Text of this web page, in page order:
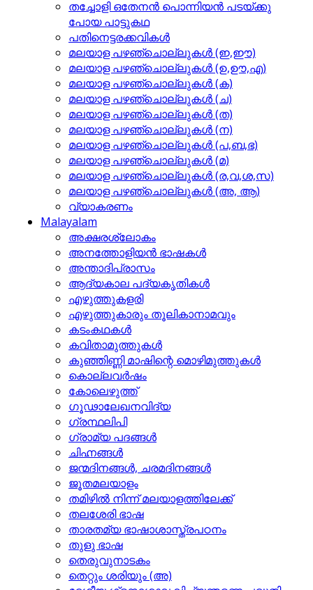
തച്ചോളി ഒതേനൻ പൊന്നിയൻ പടയ്‌ക്കു
പോയ പാട്ടുകഥ
പതിനെട്ടരക്കവികള്‍
മലയാള പഴഞ്ചൊല്ലുകള്‍ (ഇ,ഈ)
മലയാള പഴഞ്ചൊല്ലുകള്‍ (ഉ,ഊ,എ)
മലയാള പഴഞ്ചൊല്ലുകള്‍ (ക)
മലയാള പഴഞ്ചൊല്ലുകള്‍ (ച)
മലയാള പഴഞ്ചൊല്ലുകള്‍ (ത)
മലയാള പഴഞ്ചൊല്ലുകള്‍ (ന)
മലയാള പഴഞ്ചൊല്ലുകള്‍ (പ,ബ,ഭ)
മലയാള പഴഞ്ചൊല്ലുകള്‍ (മ)
മലയാള പഴഞ്ചൊല്ലുകള്‍ (ര,വ,ശ,സ)
മലയാള പഴഞ്ചൊല്ലുകൾ (അ, ആ)
വ്യാകരണം
Malayalam
അക്ഷരശ്ലോകം
അനത്തോളിയന്‍ ഭാഷകള്‍
അന്താദിപ്രാസം
ആദ്യകാല പദ്യകൃതികള്‍
എഴുത്തുകളരി
എഴുത്തുകാരും തൂലികാനാമവും
കടംകഥകള്‍
കവിതാമുത്തുകള്‍
കുഞ്ഞിണ്ണി മാഷിന്റെ മൊഴിമുത്തുകള്‍
കൊല്ലവര്‍ഷം
കോലെഴുത്ത്
ഗൂഢാലേഖനവിദ്യ
ഗ്രന്ഥലിപി
ഗ്രാമ്യ പദങ്ങള്‍
ചിഹ്നങ്ങള്‍
ജന്മദിനങ്ങള്‍, ചരമദിനങ്ങള്‍
ജൂതമലയാളം
തമിഴില്‍ നിന്ന് മലയാളത്തിലേക്ക്
തലശേരി ഭാഷ
താരതമ്യ ഭാഷാശാസ്ത്രപഠനം
തുളു ഭാഷ
തെരുവുനാടകം
തെറ്റും ശരിയും (അ)